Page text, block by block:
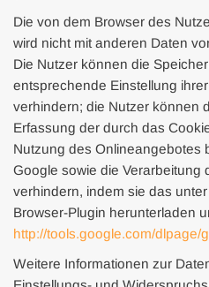
Die von dem Browser des
wird nicht mit anderen Daten
Die Nutzer können die
entsprechende Einstellung
verhindern; die Nutzer können
Erfassung der durch das
Nutzung des Onlineangebotes
Google sowie die Verarbeitung
verhindern, indem sie das
Browser-Plugin herunterladen
http://tools.google.com/dlpage/
Weitere Informationen zur